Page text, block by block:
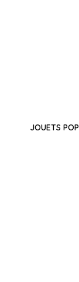
JOUETS